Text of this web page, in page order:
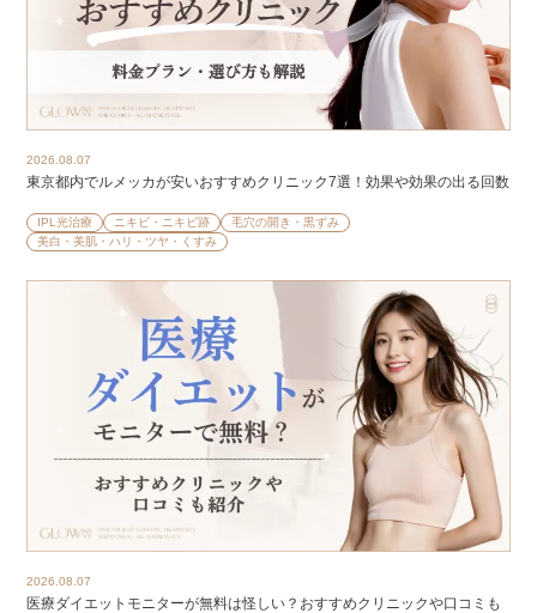
2026.08.07
東京都内でルメッカが安いおすすめクリニック7選！効果や効果の出る回数
IPL光治療 ニキビ・ニキビ跡
毛穴の開き・黒ずみ
美白・美肌・ハリ・ツヤ・くすみ
2026.08.07
医療ダイエットモニターが無料は怪しい？おすすめクリニックや口コミも